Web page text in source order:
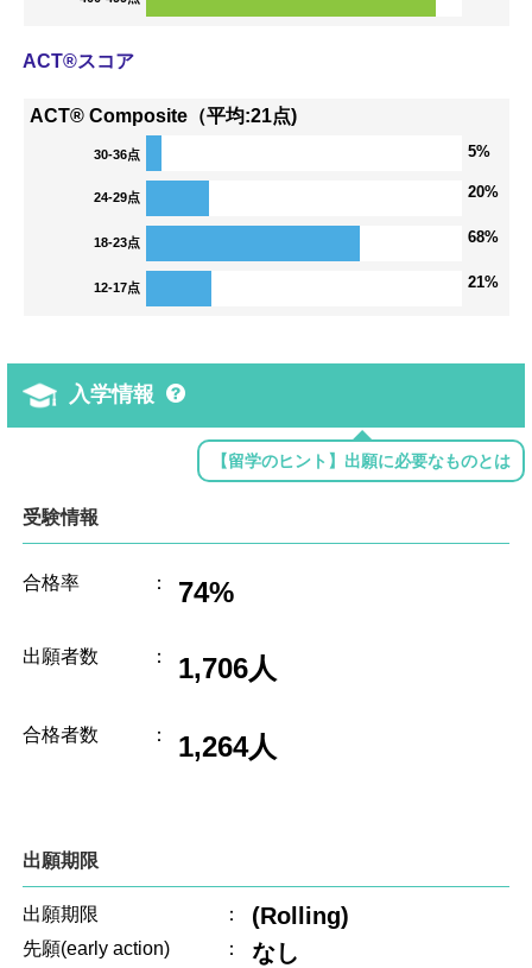
ACT®スコア
ACT® Composite（平均:21点)
30-36点 5%
24-29点 20%
18-23点 68%
12-17点 21%
入学情報
【留学のヒント】出願に必要なものとは
受験情報
合格率 ： 74%
出願者数 ： 1,706人
合格者数 ： 1,264人
出願期限
出願期限 ： (Rolling)
先願(early action) ： なし